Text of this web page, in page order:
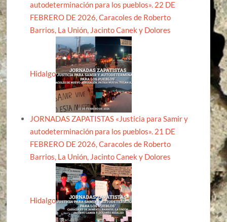
autodeterminación para los pueblos». 22 DE
FEBRERO DE 2026, Caracoles de Roberto
Barrios, La Unión, Jacinto Canek y Dolores
Hidalgo
JORNADAS ZAPATISTAS «Justicia para Samir y
autodeterminación para los pueblos». 21 DE
FEBRERO DE 2026, Caracoles de Roberto
Barrios, La Unión, Jacinto Canek y Dolores
Hidalgo